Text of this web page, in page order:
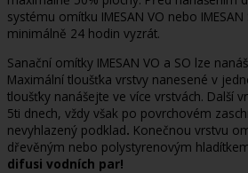
systému omítku IMESAN VO nebo
minimálně 24 hodin vyzrát.
Sanační omítky IMESAN VO a SO lze
Maximální tloušťka vrstvy nanesené v
tloušťky nanášejte ve více vrstvách. Další
5ti dnech, vždy však po povrchovém
nevyhlazený podklad. Konečnou vrstvu
dřevěným nebo polystyrenovým
difusi vodních par!